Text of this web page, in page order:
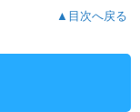
▲目次へ戻る